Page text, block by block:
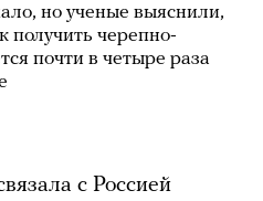
но ученые выяснили,
получить черепно-
почти в четыре раза
с Россией